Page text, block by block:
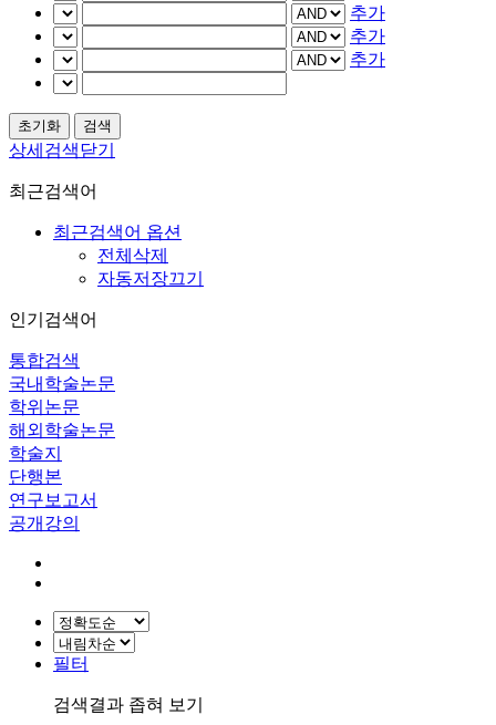
추가
추가
추가
상세검색닫기
최근검색어
최근검색어 옵션
전체삭제
자동저장끄기
인기검색어
통합검색
국내학술논문
학위논문
해외학술논문
학술지
단행본
연구보고서
공개강의
필터
검색결과 좁혀 보기